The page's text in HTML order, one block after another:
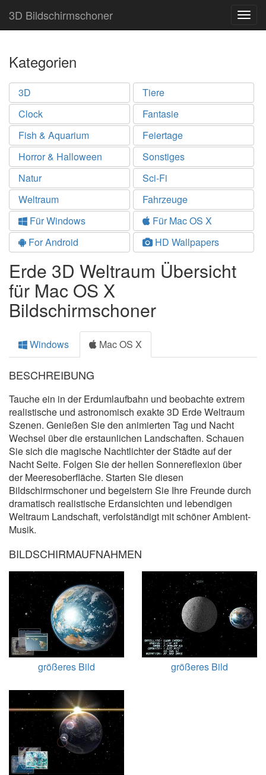
3D Bildschirmschoner
Kategorien
3D
Tiere
Clock
Fantasie
Fish & Aquarium
Feiertage
Horror & Halloween
Sonstiges
Natur
Sci-Fi
Weltraum
Fahrzeuge
Für Windows
Für Mac OS X
For Android
HD Wallpapers
Erde 3D Weltraum Übersicht
für Mac OS X
Bildschirmschoner
Windows Mac OS X
BESCHREIBUNG
Tauche ein in der Erdumlaufbahn und beobachte extrem
realistische und astronomisch exakte 3D Erde Weltraum
Szenen. Genießen Sie den animierten Tag und Nacht
Wechsel über die erstaunlichen Landschaften. Schauen
Sie sich die magische Nachtlichter der Städte auf der
Nacht Seite. Folgen Sie der hellen Sonnereflexion über
der Meeresoberfläche. Starten Sie diesen
Bildschirmschoner und begeistern Sie Ihre Freunde durch
dramatisch realistische Erdansichten und lebendigen
Weltraum Landschaft, verfolständigt mit schöner Ambient-
Musik.
BILDSCHIRMAUFNAHMEN
größeres Bild größeres Bild